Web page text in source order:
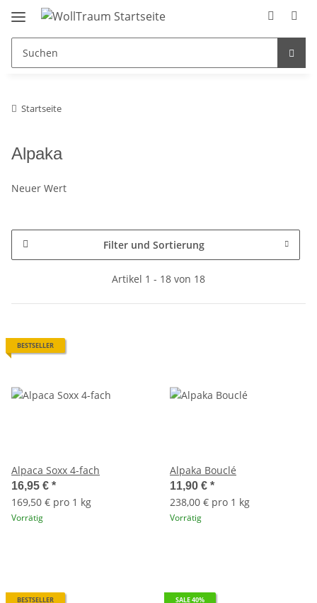
Startseite
Alpaka
Neuer Wert
Filter und Sortierung
Artikel 1 - 18 von 18
BESTSELLER
Alpaca Soxx 4-fach
16,95 € *
169,50 € pro 1 kg
Vorrätig
Alpaka Bouclé
11,90 € *
238,00 € pro 1 kg
Vorrätig
BESTSELLER SALE 40%